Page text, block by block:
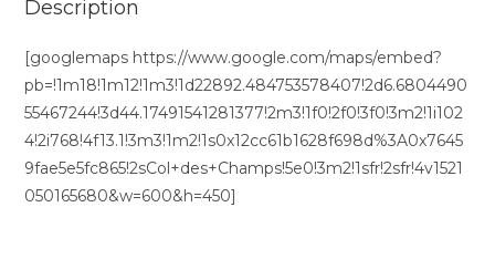
Description
[googlemaps https://www.google.com/maps/embed?
pb=!1m18!1m12!1m3!1d22892.484753578407!2d6.6804490
55467244!3d44.17491541281377!2m3!1f0!2f0!3f0!3m2!1i102
4!2i768!4f13.1!3m3!1m2!1s0x12cc61b1628f698d%3A0x7645
9fae5e5fc865!2sCol+des+Champs!5e0!3m2!1sfr!2sfr!4v1521
050165680&w=600&h=450]